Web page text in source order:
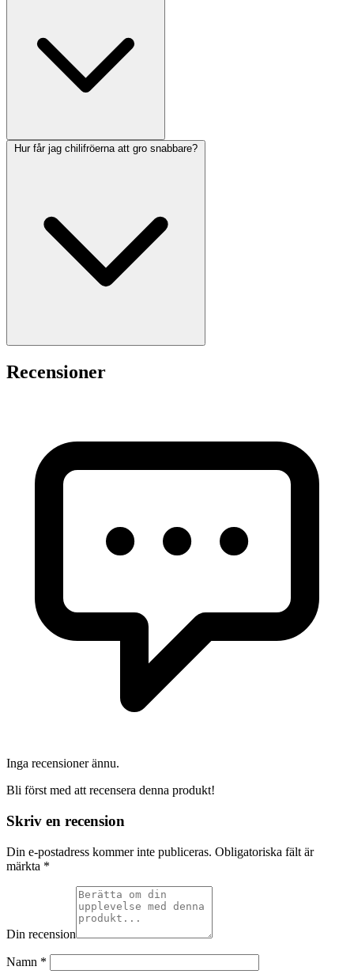
Hur får jag chilifröerna att gro snabbare?
Recensioner
Inga recensioner ännu.
Bli först med att recensera denna produkt!
Skriv en recension
Din e-postadress kommer inte publiceras. Obligatoriska fält är
märkta *
Din recension
Namn *